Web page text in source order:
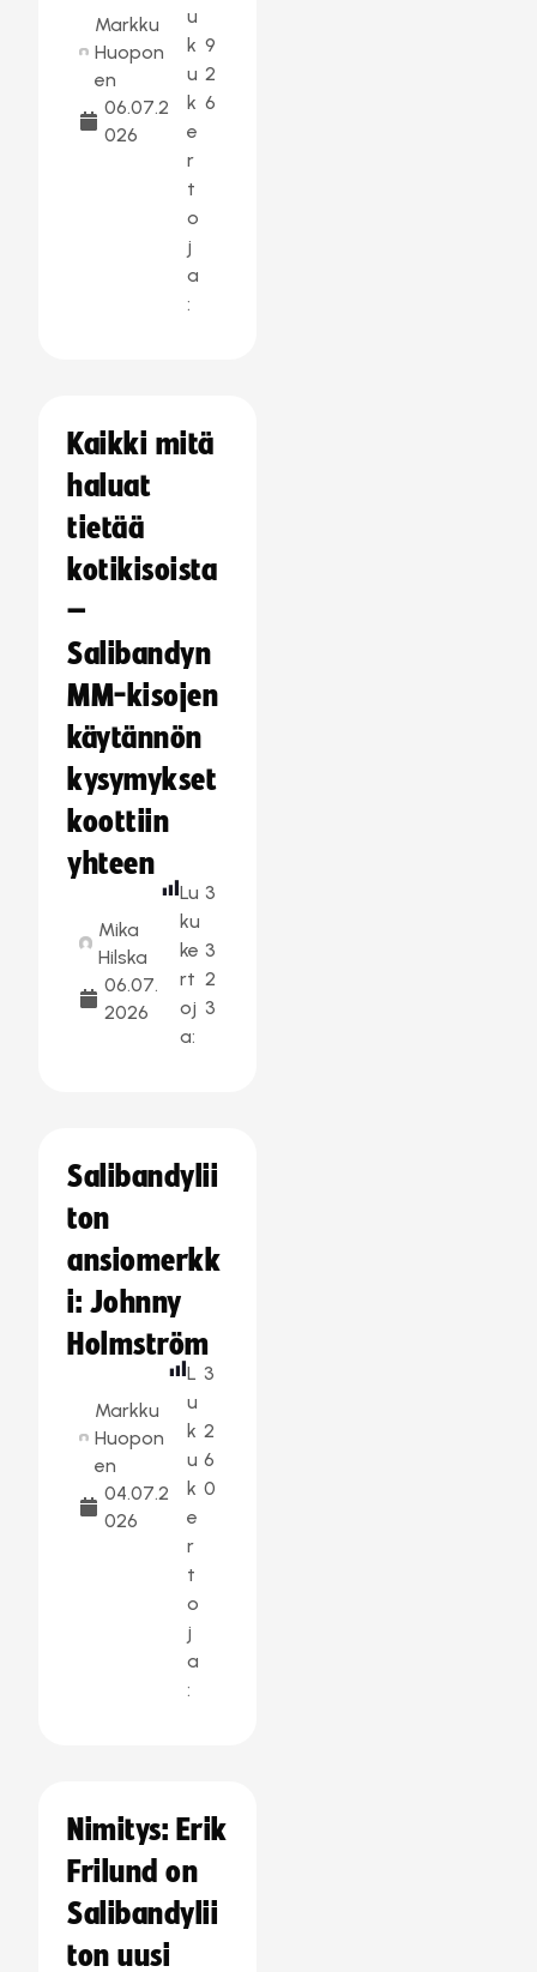
Markku
Huopon
en
06.07.2
026
u
k
u
k
e
r
t
o
j
a
:
9
2
6
Kaikki mitä
haluat
tietää
kotikisoista
–
Salibandyn
MM-kisojen
käytännön
kysymykset
koottiin
yhteen
Mika
Hilska
06.07.
2026
Lu
ku
ke
rt
oj
a:
3
3
2
3
Salibandylii
ton
ansiomerkk
i: Johnny
Holmström
Markku
Huopon
en
04.07.2
026
L
u
k
u
k
e
r
t
o
j
a
:
3
2
6
0
Nimitys: Erik
Frilund on
Salibandylii
ton uusi